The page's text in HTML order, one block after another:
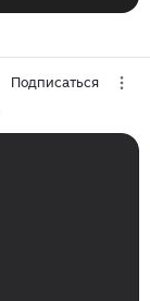
Подписаться